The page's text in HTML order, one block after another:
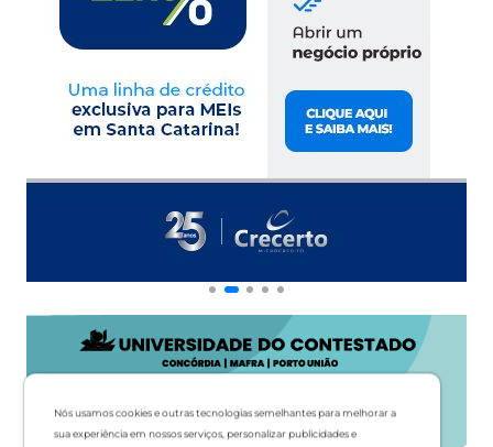
Nós usamos cookies e outras tecnologias semelhantes para melhorar a
sua experiência em nossos serviços, personalizar publicidades e